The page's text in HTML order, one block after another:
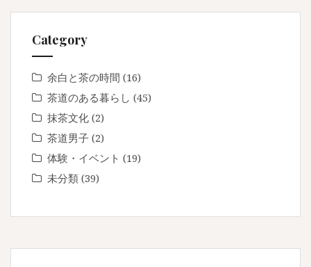
Category
余白と茶の時間 (16)
茶道のある暮らし (45)
抹茶文化 (2)
茶道男子 (2)
体験・イベント (19)
未分類 (39)